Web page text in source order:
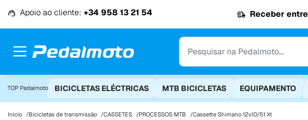
Apoio ao cliente: +34 958 13 21 54 Receber entre
TOP Pedalmoto BICICLETAS ELÉCTRICAS MTB BICICLETAS EQUIPAMENTO
Início Bicicletas de transmissão CASSETES PROCESSOS MTB Cassette Shimano 12v.10/51 Xt